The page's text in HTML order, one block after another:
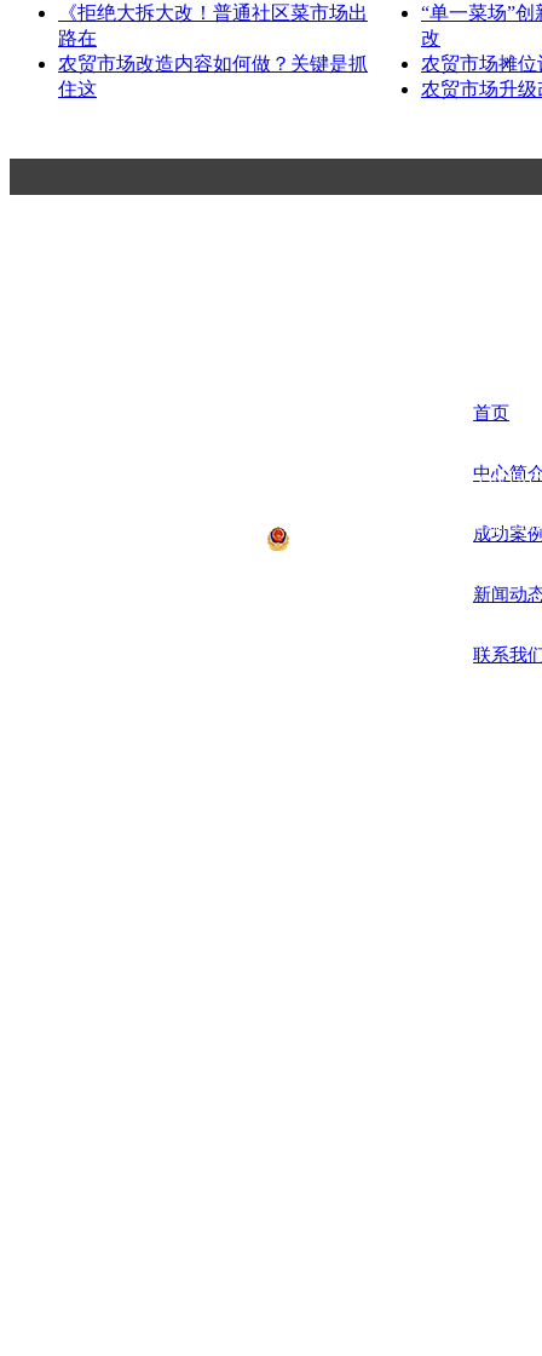
《拒绝大拆大改！普通社区菜市场出
路在
农贸市场改造内容如何做？关键是抓
住这
“单一菜场”
改
农贸市场摊
农贸市场升
首页
中心简
成功案
新闻动
联系我
联系方式
地址：杭州市萧山